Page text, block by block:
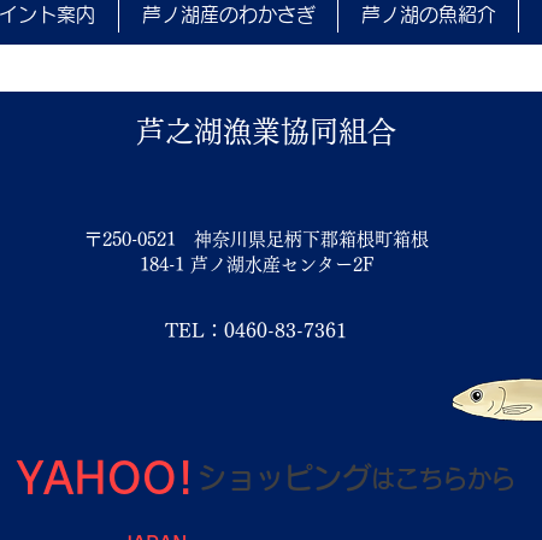
申請
ント案内 芦ノ湖産のわかさぎ 芦ノ湖の魚紹介
芦之湖漁業協同組合
〒250-0521 神奈川県足柄下郡箱根町箱根
184-1 芦ノ湖水産センター2F
TEL：0460-83-7361
YAHOO! ショッピング はこちらから